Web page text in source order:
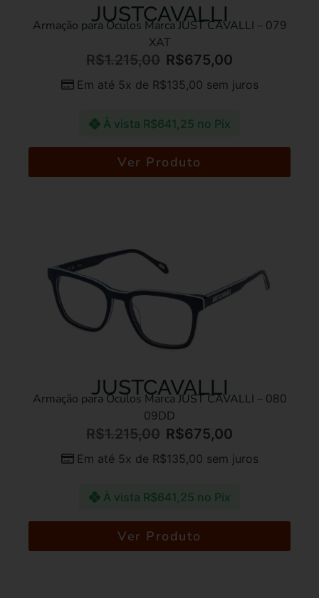
JUSTCAVALLI
Armação para Óculos Marca JUST CAVALLI – 079
XAT
R$1.215,00 R$675,00
Em até 5x de R$135,00 sem juros
À vista R$641,25 no Pix
Ver Produto
JUSTCAVALLI
Armação para Óculos Marca JUST CAVALLI – 080
09DD
R$1.215,00 R$675,00
Em até 5x de R$135,00 sem juros
À vista R$641,25 no Pix
Ver Produto